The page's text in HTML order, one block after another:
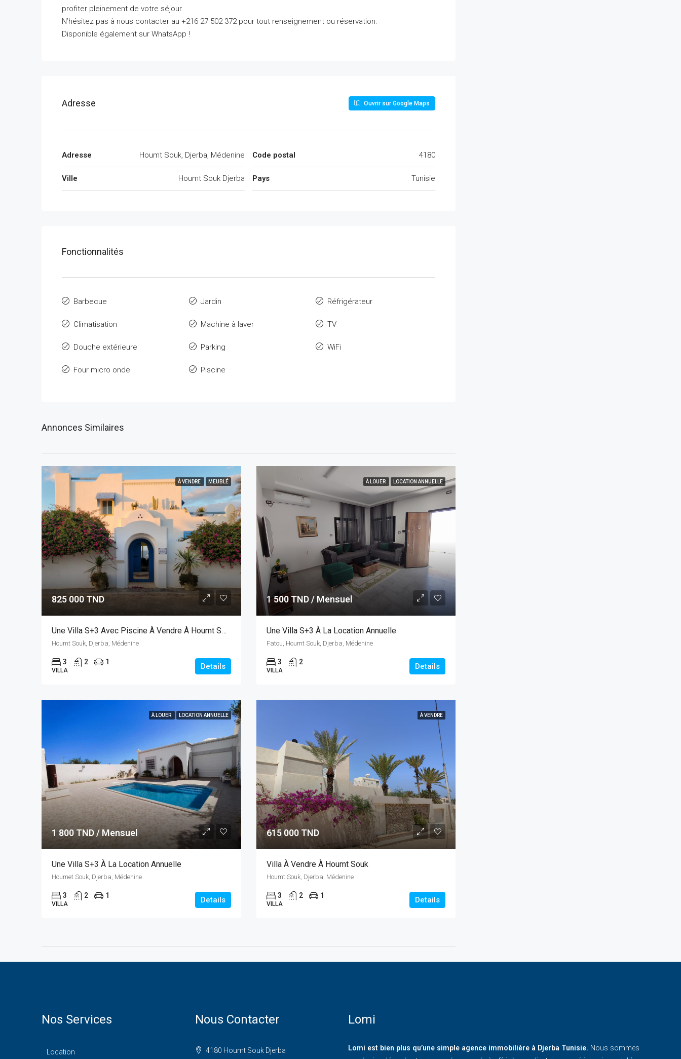
profiter pleinement de votre séjour.
N’hésitez pas à nous contacter au +216 27 502 372 pour tout renseignement ou réservation.
Disponible également sur WhatsApp !
Adresse Ouvrir sur Google Maps
Adresse Houmt Souk, Djerba, Médenine
Ville Houmt Souk Djerba
Code postal 4180
Pays Tunisie
Fonctionnalités
Barbecue
Climatisation
Douche extérieure
Four micro onde
Jardin
Machine à laver
Parking
Piscine
Réfrigérateur
TV
WiFi
Annonces Similaires
À VENDRE MEUBLÉ
825 000 TND
Une Villa S+3 Avec Piscine À Vendre À Houmt Souk
Houmt Souk, Djerba, Médenine
3 2 1
VILLA Details
À LOUER LOCATION ANNUELLE
1 500 TND / Mensuel
Une Villa S+3 À La Location Annuelle
Fatou, Houmt Souk, Djerba, Médenine
3 2
VILLA Details
À LOUER LOCATION ANNUELLE
1 800 TND / Mensuel
Une Villa S+3 À La Location Annuelle
Houmet Souk, Djerba, Médenine
3 2 1
VILLA Details
À VENDRE
615 000 TND
Villa À Vendre À Houmt Souk
Houmt Souk, Djerba, Médenine
3 2 1
VILLA Details
Nos Services
Location
Nous Contacter
4180 Houmt Souk Djerba
Lomi
Lomi est bien plus qu’une simple agence immobilière à Djerba Tunisie. Nous sommes